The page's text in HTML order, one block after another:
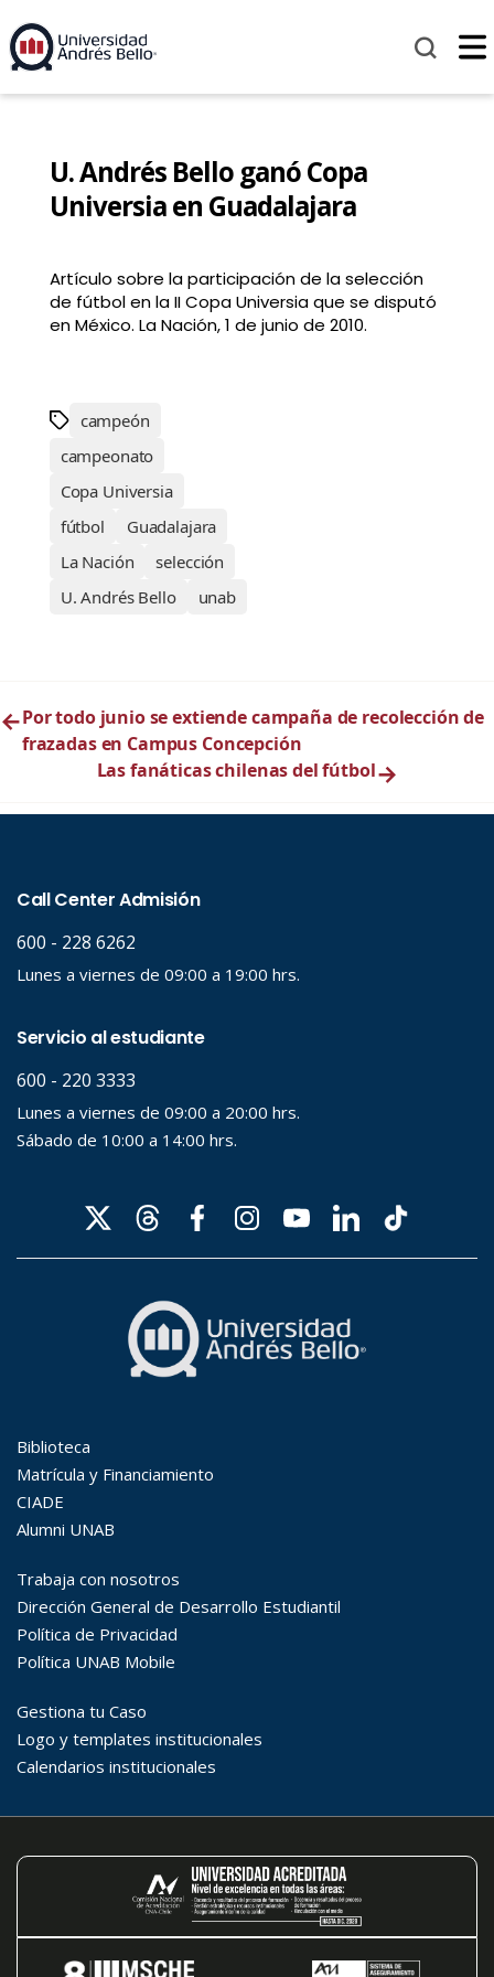
U. Andrés Bello ganó Copa
Universia en Guadalajara
Artículo sobre la participación de la selección
de fútbol en la II Copa Universia que se disputó
en México. La Nación, 1 de junio de 2010.
campeón
campeonato
Copa Universia
fútbol
Guadalajara
La Nación
selección
U. Andrés Bello
unab
←Por todo junio se extiende campaña de recolección de
frazadas en Campus Concepción
Las fanáticas chilenas del fútbol→